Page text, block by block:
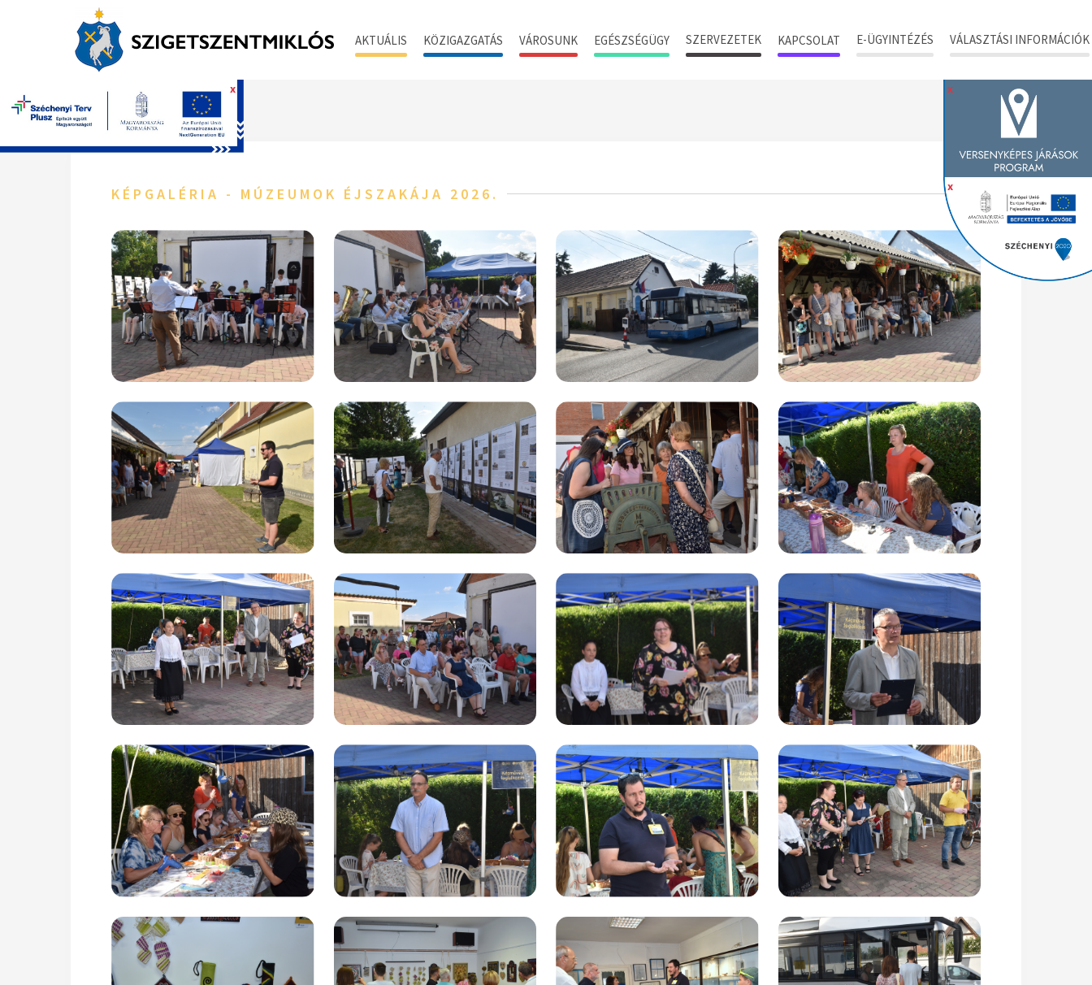
AKTUÁLIS KÖZIGAZGATÁS VÁROSUNK EGÉSZSÉGÜGY SZERVEZETEK KAPCSOLAT E-ÜGYINTÉZÉS VÁLASZTÁSI INFORMÁCIÓK
x
x
x
Főoldal
KÉPGALÉRIA - MÚZEUMOK ÉJSZAKÁJA 2026.